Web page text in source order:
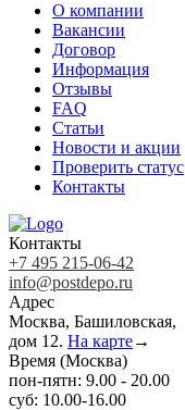
О компании
Вакансии
Договор
Информация
Отзывы
FAQ
Статьи
Новости и акции
Проверить статус
Контакты
Контакты
+7 495 215-06-42
info@postdepo.ru
Адрес
Москва, Башиловская,
дом 12. На карте→
Время (Москва)
пон-пятн: 9.00 - 20.00
суб: 10.00-16.00